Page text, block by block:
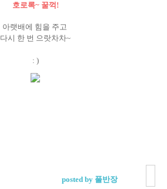
호로록~ 꿀꺽!
아랫배에 힘을 주고
다시 한 번 으랏차차~
: )
posted by 풀반장